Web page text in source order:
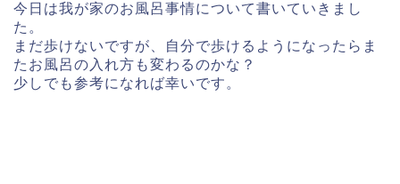
今日は我が家のお風呂事情について書いていきまし
た。
まだ歩けないですが、自分で歩けるようになったらま
たお風呂の入れ方も変わるのかな？
少しでも参考になれば幸いです。